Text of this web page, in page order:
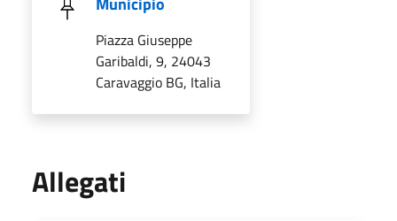
Piazza Giuseppe
Garibaldi, 9, 24043
Caravaggio BG, Italia
Allegati